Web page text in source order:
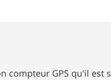
compteur GPS qu'il